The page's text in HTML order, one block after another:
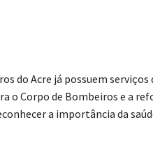
Acre já possuem serviços
o Corpo de Bombeiros e a
a importância da